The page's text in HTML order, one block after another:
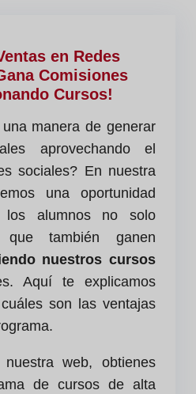
en Redes
Comisiones
Cursos!
manera de generar
aprovechando el
sociales? En nuestra
una oportunidad
alumnos no solo
que también ganen
nuestros cursos
Aquí te explicamos
son las ventajas
web, obtienes
de cursos de alta